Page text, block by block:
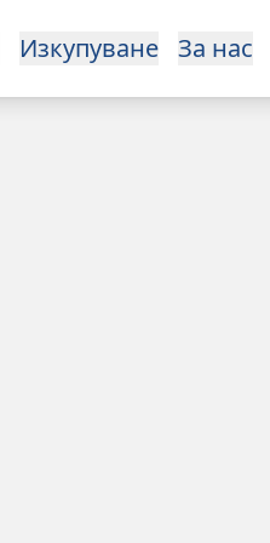
Изкупуване За нас